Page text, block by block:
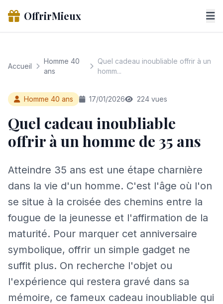
OffrirMieux
Accueil
Homme 40
ans
Quel cadeau inoubliable offrir à un
homm...
Homme 40 ans 17/01/2026 224 vues
Quel cadeau inoubliable
offrir à un homme de 35 ans
Atteindre 35 ans est une étape charnière
dans la vie d'un homme. C'est l'âge où l'on
se situe à la croisée des chemins entre la
fougue de la jeunesse et l'affirmation de la
maturité. Pour marquer cet anniversaire
symbolique, offrir un simple gadget ne
suffit plus. On recherche l'objet ou
l'expérience qui restera gravé dans sa
mémoire, ce fameux cadeau inoubliable qui